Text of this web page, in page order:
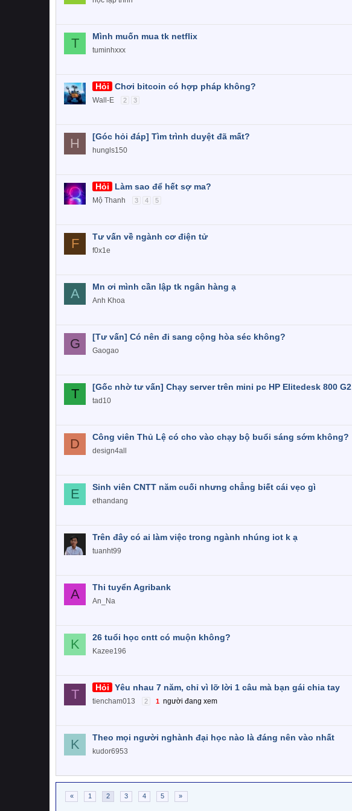
T Mình muốn mua tk netflix
tuminhxxx
Hỏi Chơi bitcoin có hợp pháp không?
Wall-E 2 3
H [Góc hỏi đáp] Tìm trình duyệt đã mất?
hungls150
Hỏi Làm sao để hết sợ ma?
Mộ Thanh 3 4 5
F Tư vấn về ngành cơ điện tử
f0x1e
A Mn ơi mình cần lập tk ngân hàng ạ
Anh Khoa
G [Tư vấn] Có nên đi sang cộng hòa séc không?
Gaogao
T [Gốc nhờ tư vấn] Chạy server trên mini pc HP Elitedesk 800 G2
tad10
D Công viên Thủ Lệ có cho vào chạy bộ buổi sáng sớm không?
design4all
E Sinh viên CNTT năm cuối nhưng chẳng biết cái vẹo gì
ethandang
Trên đây có ai làm việc trong ngành nhúng iot k ạ
tuanht99
A Thi tuyển Agribank
An_Na
K 26 tuổi học cntt có muộn không?
Kazee196
T Hỏi Yêu nhau 7 năm, chỉ vì lỡ lời 1 câu mà bạn gái chia tay
tiencham013 2 1 người đang xem
K Theo mọi người nghành đại học nào là đáng nên vào nhất
kudor6953
« 1 2 3 4 5 »